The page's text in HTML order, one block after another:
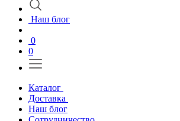
Наш блог
0
0
Каталог
Доставка
Наш блог